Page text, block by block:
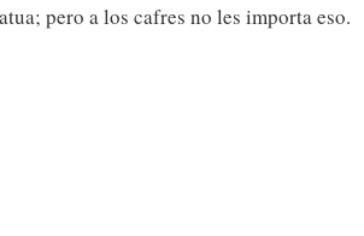
pero a los cafres no les importa eso.